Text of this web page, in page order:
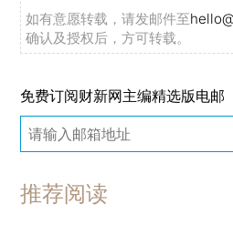
如有意愿转载，请发邮件至
确认及授权后，方可转载。
免费订阅财新网主编精选版电邮
推荐阅读